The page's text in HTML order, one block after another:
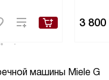
3 800
машины Miele G